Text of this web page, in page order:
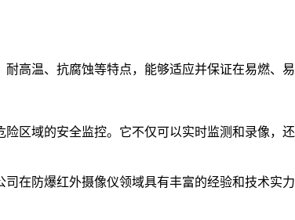
高温、抗腐蚀等特点，能够适应并保证在易燃、
区域的安全监控。它不仅可以实时监测和录像，
在防爆红外摄像仪领域具有丰富的经验和技术实